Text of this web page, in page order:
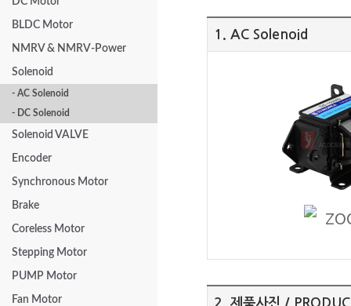
BLDC Motor
NMRV & NMRV-Power
Solenoid
- AC Solenoid
- DC Solenoid
Solenoid VALVE
Encoder
Synchronous Motor
Brake
Coreless Motor
Stepping Motor
PUMP Motor
Fan Motor
1. AC Solenoid
2. 제품사진 /